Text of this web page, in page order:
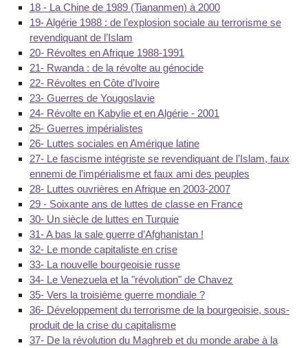
18 - La Chine de 1989 (Tiananmen) à 2000
19- Algérie 1988 : de l’explosion sociale au terrorisme se
revendiquant de l’Islam
20- Révoltes en Afrique 1988-1991
21- Rwanda : de la révolte au génocide
22- Révoltes en Côte d’Ivoire
23- Guerres de Yougoslavie
24- Révolte en Kabylie et en Algérie - 2001
25- Guerres impérialistes
26- Luttes sociales en Amérique latine
27- Le fascisme intégriste se revendiquant de l’Islam, faux
ennemi de l’impérialisme et faux ami des peuples
28- Luttes ouvrières en Afrique en 2003-2007
29 - Soixante ans de luttes de classe en France
30- Un siècle de luttes en Turquie
31- A bas la sale guerre d’Afghanistan !
32- Le monde capitaliste en crise
33- La nouvelle bourgeoisie russe
34- Le Venezuela et la "révolution" de Chavez
35- Vers la troisième guerre mondiale ?
36- Développement du terrorisme de la bourgeoisie, sous-
produit de la crise du capitalisme
37- De la révolution du Maghreb et du monde arabe à la